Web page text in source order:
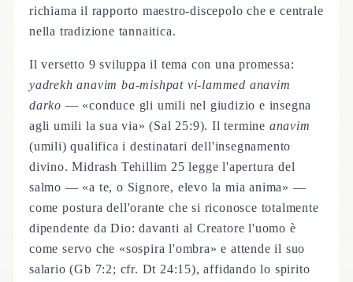
richiama il rapporto maestro-discepolo che e centrale
nella tradizione tannaitica.
Il versetto 9 sviluppa il tema con una promessa:
yadrekh anavim ba-mishpat vi-lammed anavim
darko — «conduce gli umili nel giudizio e insegna
agli umili la sua via» (Sal 25:9). Il termine anavim
(umili) qualifica i destinatari dell'insegnamento
divino. Midrash Tehillim 25 legge l'apertura del
salmo — «a te, o Signore, elevo la mia anima» —
come postura dell'orante che si riconosce totalmente
dipendente da Dio: davanti al Creatore l'uomo è
come servo che «sospira l'ombra» e attende il suo
salario (Gb 7:2; cfr. Dt 24:15), affidando lo spirito